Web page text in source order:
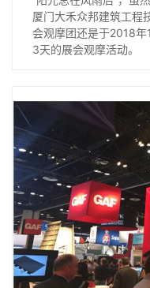
厦门大禾众邦建筑工程
会观摩团还是于2018
3天的展会观摩活动。